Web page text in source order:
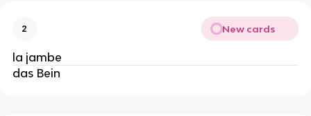
2 New cards
la jambe
das Bein